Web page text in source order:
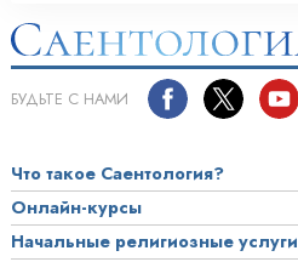
БУДЬТЕ С НАМИ
Что такое Саентология?
Онлайн-курсы
Начальные религиозные услуги